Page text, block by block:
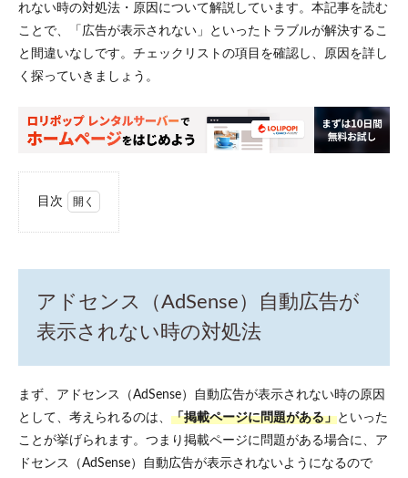
れない時の対処法・原因について解説しています。本記事を読む
ことで、「広告が表示されない」といったトラブルが解決するこ
と間違いなしです。チェックリストの項目を確認し、原因を詳し
く探っていきましょう。
目次
表示されな
い時の対処
法
（AdSense）
表示されな
い時の3つの
チェックポ
イント
アドセンス（AdSense）自動広告が
表示されない時の対処法
まず、アドセンス（AdSense）自動広告が表示されない時の原因
として、考えられるのは、 「掲載ページに問題がある」といった
ことが挙げられます。つまり掲載ページに問題がある場合に、ア
ドセンス（AdSense）自動広告が表示されないようになるので